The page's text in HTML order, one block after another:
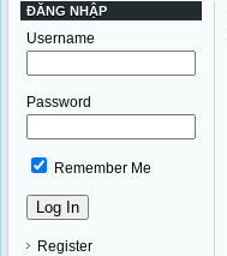
ĐĂNG NHẬP
Username
Password
Remember Me
Register